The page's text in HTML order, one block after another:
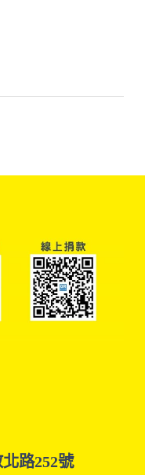
路252號